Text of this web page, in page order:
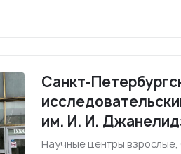
Санкт-
им. И. И.
Научные центры